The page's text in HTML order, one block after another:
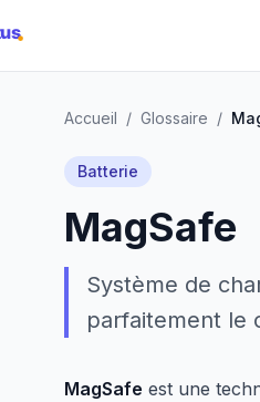
Accueil / Glossaire /
Batterie
MagSafe
Système de
parfaitement le
MagSafe est une